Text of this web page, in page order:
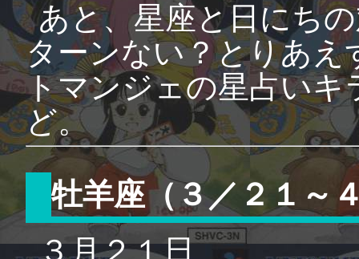
あと、星座と日にち
ターンない？とりあえ
トマンジェの星占いキ
ど。
牡羊座（３／２１～
３月２１日